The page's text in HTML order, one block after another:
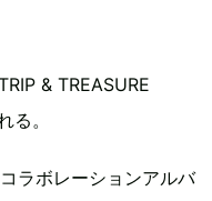
& TREASURE
る。
ラボレーションアルバ